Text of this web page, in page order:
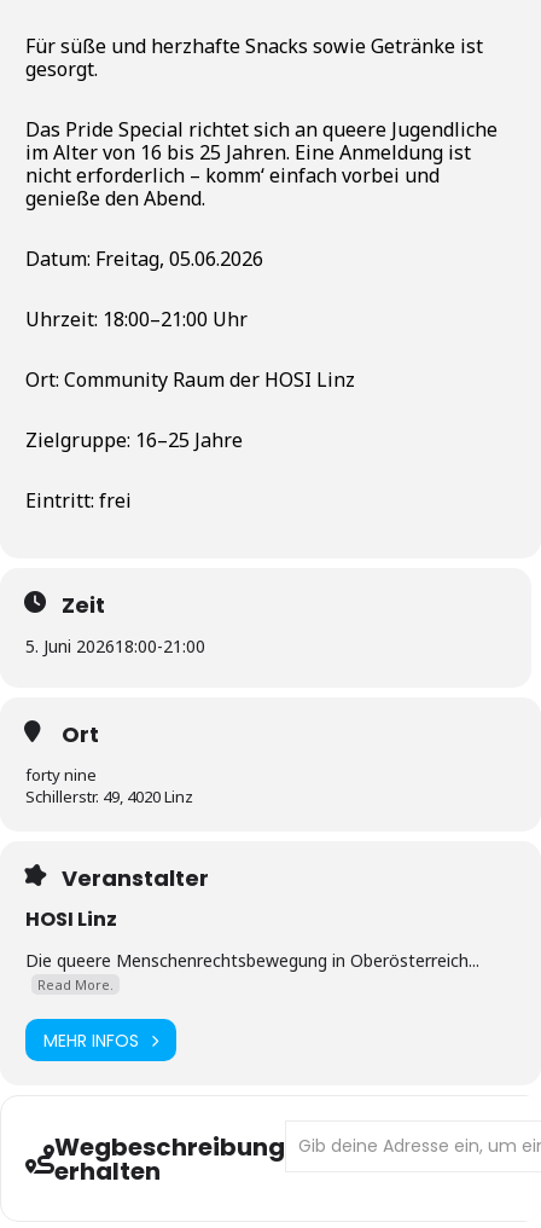
Für süße und herzhafte Snacks sowie Getränke ist
gesorgt.
Das Pride Special richtet sich an queere Jugendliche
im Alter von 16 bis 25 Jahren. Eine Anmeldung ist
nicht erforderlich – komm‘ einfach vorbei und
genieße den Abend.
Datum: Freitag, 05.06.2026
Uhrzeit: 18:00–21:00 Uhr
Ort: Community Raum der HOSI Linz
Zielgruppe: 16–25 Jahre
Eintritt: frei
Zeit
5. Juni 202618:00-21:00
Ort
forty nine
Schillerstr. 49, 4020 Linz
Veranstalter
HOSI Linz
Die queere Menschenrechtsbewegung in Oberösterreich...
Read More.
MEHR INFOS
Wegbeschreibung
erhalten